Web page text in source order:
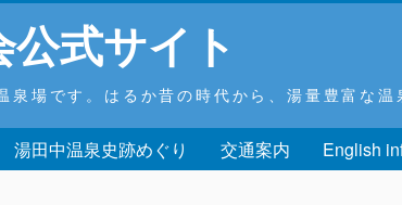
式サイト
場です。はるか昔の時代から、湯量豊富な温
湯田中温泉史跡めぐり 交通案内 English